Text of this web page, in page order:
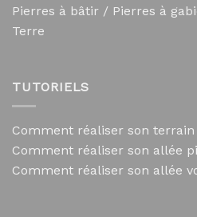
Pierres à bâtir / Pierres à
Terre
TUTORIELS
Comment réaliser son
Comment réaliser son allée
Comment réaliser son allée